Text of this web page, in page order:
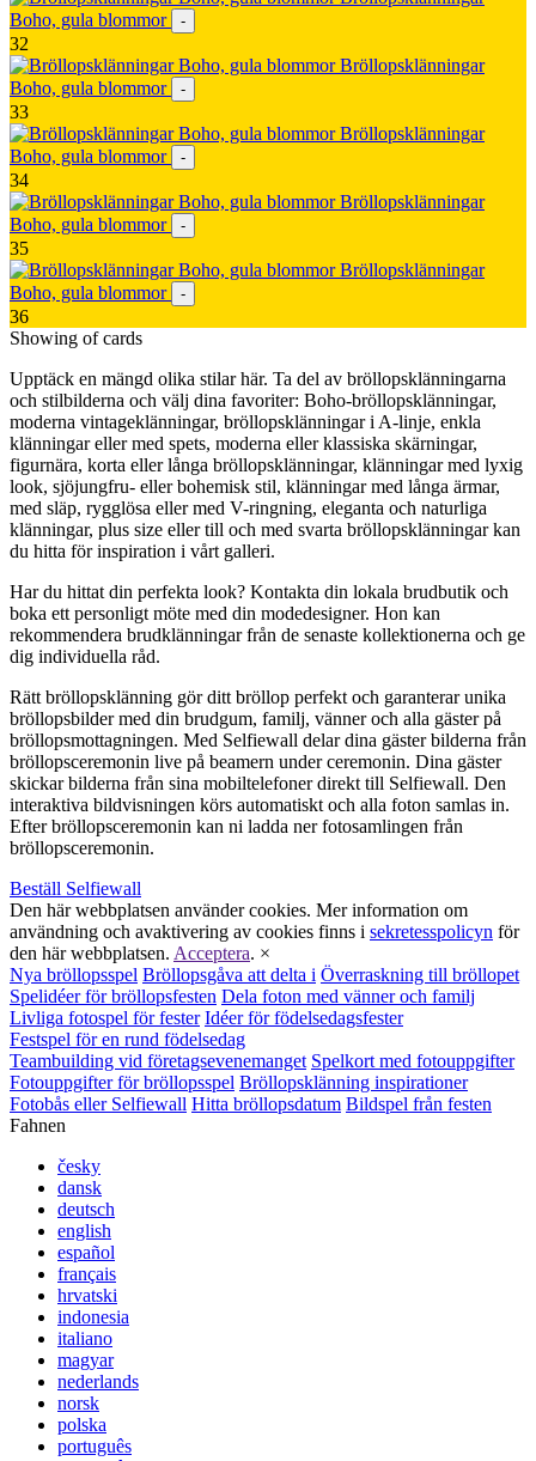
Boho, gula blommor
-
32
Bröllopsklänningar
Boho, gula blommor
-
33
Bröllopsklänningar
Boho, gula blommor
-
34
Bröllopsklänningar
Boho, gula blommor
-
35
Bröllopsklänningar
Boho, gula blommor
-
36
Showing ofcards
Upptäck en mängd olika stilar här. Ta del av bröllopsklänningarna
och stilbilderna och välj dina favoriter: Boho-bröllopsklänningar,
moderna vintageklänningar, bröllopsklänningar i A-linje, enkla
klänningar eller med spets, moderna eller klassiska skärningar,
figurnära, korta eller långa bröllopsklänningar, klänningar med lyxig
look, sjöjungfru- eller bohemisk stil, klänningar med långa ärmar,
med släp, rygglösa eller med V-ringning, eleganta och naturliga
klänningar, plus size eller till och med svarta bröllopsklänningar kan
du hitta för inspiration i vårt galleri.
Har du hittat din perfekta look? Kontakta din lokala brudbutik och
boka ett personligt möte med din modedesigner. Hon kan
rekommendera brudklänningar från de senaste kollektionerna och ge
dig individuella råd.
Rätt bröllopsklänning gör ditt bröllop perfekt och garanterar unika
bröllopsbilder med din brudgum, familj, vänner och alla gäster på
bröllopsmottagningen. Med Selfiewall delar dina gäster bilderna från
bröllopsceremonin live på beamern under ceremonin. Dina gäster
skickar bilderna från sina mobiltelefoner direkt till Selfiewall. Den
interaktiva bildvisningen körs automatiskt och alla foton samlas in.
Efter bröllopsceremonin kan ni ladda ner fotosamlingen från
bröllopsceremonin.
Beställ Selfiewall
Den här webbplatsen använder cookies. Mer information om
användning och avaktivering av cookies finns i sekretesspolicyn för
den här webbplatsen. Acceptera. ×
Nya bröllopsspel Bröllopsgåva att delta i Överraskning till bröllopet
Spelidéer för bröllopsfesten Dela foton med vänner och familj
Livliga fotospel för fester Idéer för födelsedagsfester
Festspel för en rund födelsedag
Teambuilding vid företagsevenemanget Spelkort med fotouppgifter
Fotouppgifter för bröllopsspel Bröllopsklänning inspirationer
Fotobås eller Selfiewall Hitta bröllopsdatum Bildspel från festen
Fahnen
česky
dansk
deutsch
english
español
français
hrvatski
indonesia
italiano
magyar
nederlands
norsk
polska
português